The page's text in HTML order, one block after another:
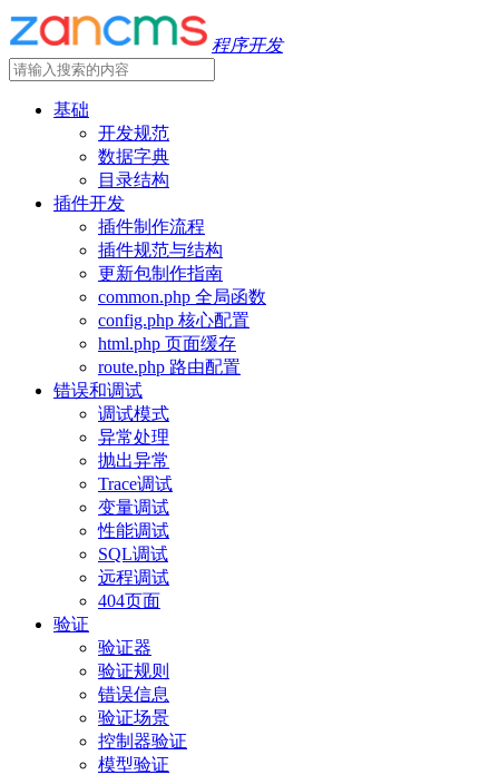
程序开发
基础
开发规范
数据字典
目录结构
插件开发
插件制作流程
插件规范与结构
更新包制作指南
common.php 全局函数
config.php 核心配置
html.php 页面缓存
route.php 路由配置
错误和调试
调试模式
异常处理
抛出异常
Trace调试
变量调试
性能调试
SQL调试
远程调试
404页面
验证
验证器
验证规则
错误信息
验证场景
控制器验证
模型验证